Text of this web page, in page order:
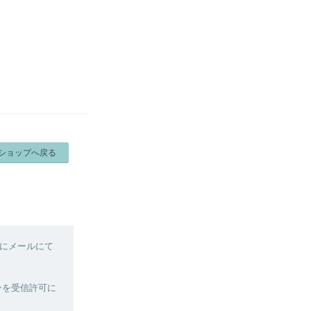
ョップへ戻る
メールにて
受信許可に